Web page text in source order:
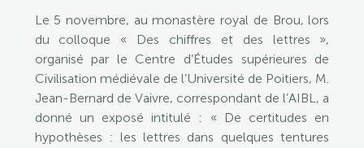
Le 5 novembre, au monastère royal de Brou, lors
du colloque « Des chiffres et des lettres »,
organisé par le Centre d’Études supérieures de
Civilisation médiévale de l’Université de Poitiers, M.
Jean-Bernard de Vaivre, correspondant de l’AIBL, a
donné un exposé intitulé : « De certitudes en
hypothèses : les lettres dans quelques tentures